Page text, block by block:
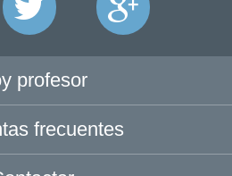
profesor
frecuentes